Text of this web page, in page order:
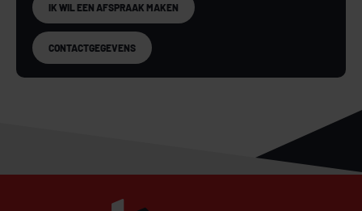
IK WIL EEN AFSPRAAK MAKEN
CONTACTGEGEVENS